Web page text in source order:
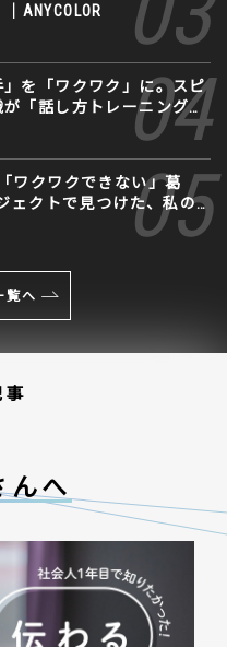
ANYCOLOR
」を「ワクワク」に。スピ
「話し方トレーニング」
ワクワクできない」葛
ェクトで見つけた、私の
覧へ
事
んへ